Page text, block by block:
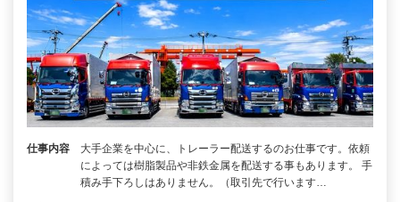
仕事内容
大手企業を中心に、トレーラー配送するのお仕事です。依頼
によっては樹脂製品や非鉄金属を配送する事もあります。 手
積み手下ろしはありません。（取引先で行います…